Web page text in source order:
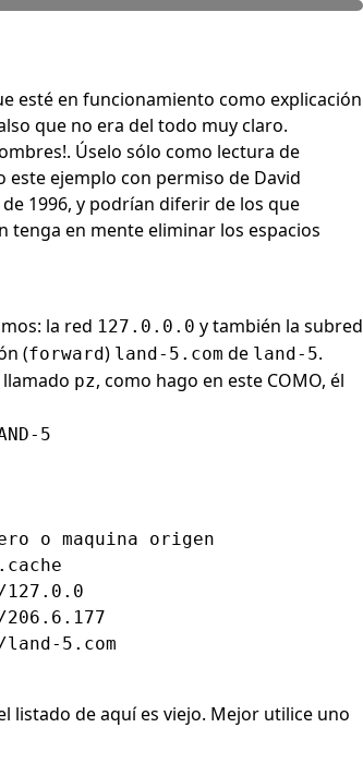
esté en funcionamiento como explicación
que no era del todo muy claro.
Úselo sólo como lectura de
este ejemplo con permiso de David
1996, y podrían diferir de los que
tenga en mente eliminar los espacios
la red 127.0.0.0 y también la subred
(forward) land-5.com de land-5.
pz, como hago en este COMO, él
5
maquina origen
listado de aquí es viejo. Mejor utilice uno